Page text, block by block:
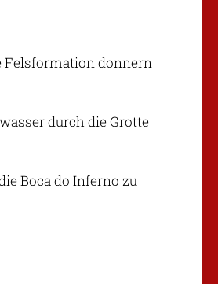
Felsformation donnern
durch die Grotte
Boca do Inferno zu